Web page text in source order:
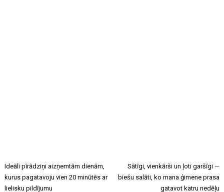
Ideāli pīrādziņi aizņemtām dienām,
kurus pagatavoju vien 20 minūtēs ar
lielisku pildījumu
Sātīgi, vienkārši un ļoti garšīgi —
biešu salāti, ko mana ģimene prasa
gatavot katru nedēļu